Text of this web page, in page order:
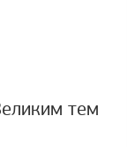
тем